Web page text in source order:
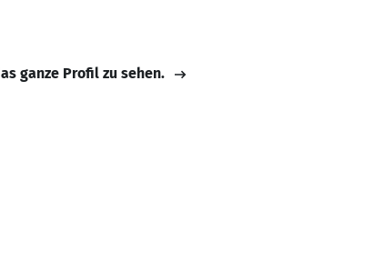
ganze Profil zu sehen.